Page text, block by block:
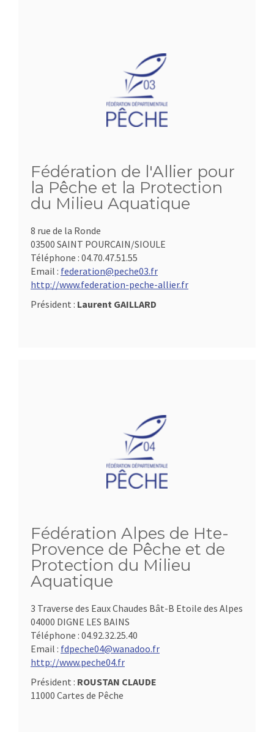
Fédération de l'Allier pour
la Pêche et la Protection
du Milieu Aquatique
8 rue de la Ronde
03500 SAINT POURCAIN/SIOULE
Téléphone : 04.70.47.51.55
Email : federation@peche03.fr
http://www.federation-peche-allier.fr
Président : Laurent GAILLARD
Fédération Alpes de Hte-
Provence de Pêche et de
Protection du Milieu
Aquatique
3 Traverse des Eaux Chaudes Bât-B Etoile des Alpes
04000 DIGNE LES BAINS
Téléphone : 04.92.32.25.40
Email : fdpeche04@wanadoo.fr
http://www.peche04.fr
Président : ROUSTAN CLAUDE
11000 Cartes de Pêche